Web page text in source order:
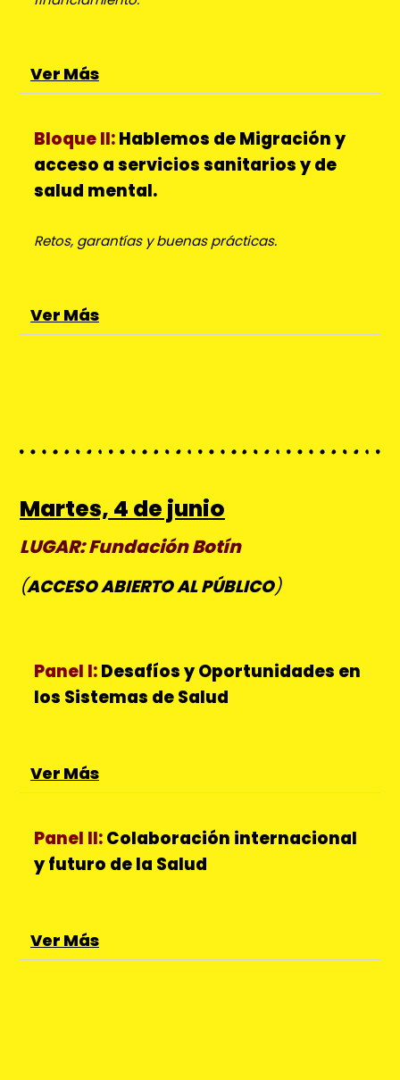
Ver Más
Bloque II:Hablemos deMigración y
acceso a servicios sanitarios y de
salud mental.
Retos, garantías y buenas prácticas.
Ver Más
Martes, 4 de junio
LUGAR: Fundación Botín
(ACCESO ABIERTO AL PÚBLICO)
Panel I:Desafíos y Oportunidades en
los Sistemas de Salud
Ver Más
Panel II:Colaboración internacional
y futuro de la Salud
Ver Más